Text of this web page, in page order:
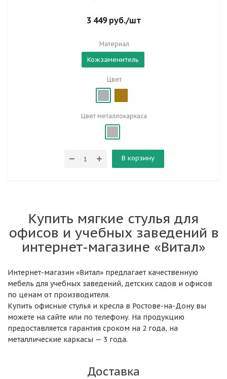
3 449руб./шт
Материал
Кожзаменитель
Цвет
Цвет металлокаркаса
В корзину
Купить мягкие стулья для
офисов и учебных заведений в
интернет-магазине «Витал»
Интернет-магазин «Витал» предлагает качественную
мебель для учебных заведений, детских садов и офисов
по ценам от производителя.
Купить офисные стулья и кресла в Ростове-на-Дону вы
можете на сайте или по телефону. На продукцию
предоставляется гарантия сроком на 2 года, на
металлические каркасы — 3 года.
Доставка